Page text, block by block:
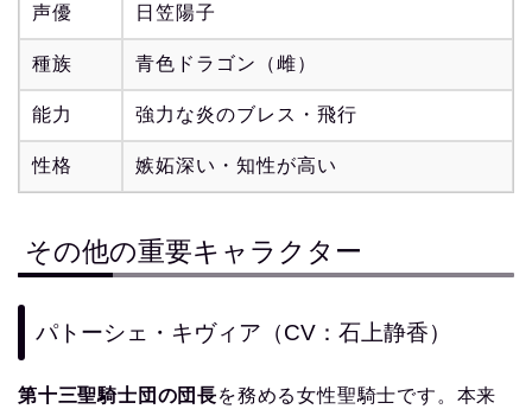
声優 日笠陽子
種族 青色ドラゴン（雌）
能力 強力な炎のブレス・飛行
性格 嫉妬深い・知性が高い
その他の重要キャラクター
パトーシェ・キヴィア（CV：石上静香）
第十三聖騎士団の団長を務める女性聖騎士です。本来